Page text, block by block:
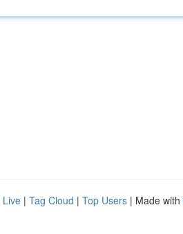
Live | Tag Cloud | Top Users | Made with